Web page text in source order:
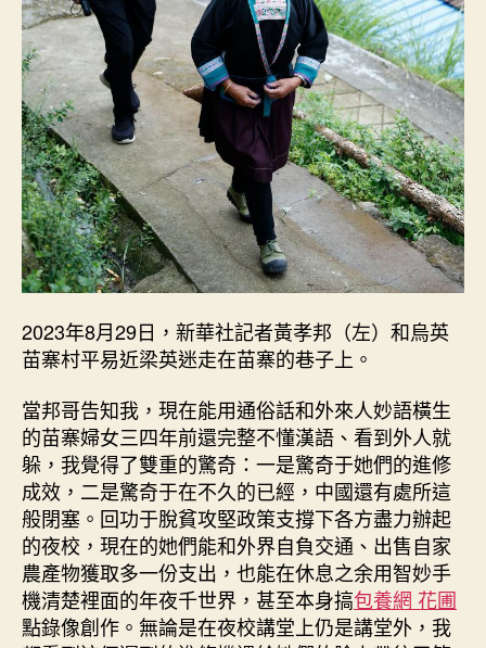
2023年8月29日，新華社記者黃孝邦（左）和烏英
苗寨村平易近梁英迷走在苗寨的巷子上。
當邦哥告知我，現在能用通俗話和外來人妙語橫生
的苗寨婦女三四年前還完整不懂漢語、看到外人就
躲，我覺得了雙重的驚奇：一是驚奇于她們的進修
成效，二是驚奇于在不久的已經，中國還有處所這
般閉塞。回功于脫貧攻堅政策支撐下各方盡力辦起
的夜校，現在的她們能和外界自負交通、出售自家
農產物獲取多一份支出，也能在休息之余用智妙手
機清楚裡面的年夜千世界，甚至本身搞包養網 花圃
點錄像創作。無論是在夜校講堂上仍是講堂外，我